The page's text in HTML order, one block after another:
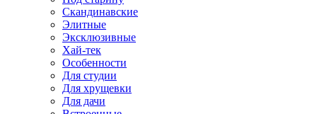
Скандинавские
Элитные
Эксклюзивные
Хай-тек
Особенности
Для студии
Для хрущевки
Для дачи